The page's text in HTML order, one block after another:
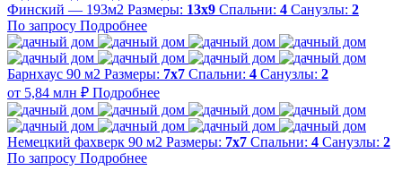
Финский — 193м2 Размеры: 13х9 Спальни: 4 Санузлы: 2
По запросу Подробнее
Барнхаус 90 м2 Размеры: 7x7 Спальни: 4 Санузлы: 2
от 5,84 млн ₽ Подробнее
Немецкий фахверк 90 м2 Размеры: 7x7 Спальни: 4 Санузлы: 2
По запросу Подробнее